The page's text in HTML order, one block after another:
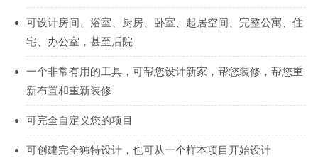
可设计房间、浴室、厨房、卧室、起居空间、完整公寓、住
宅、办公室，甚至后院
一个非常有用的工具，可帮您设计新家，帮您装修，帮您重
新布置和重新装修
可完全自定义您的项目
可创建完全独特设计，也可从一个样本项目开始设计